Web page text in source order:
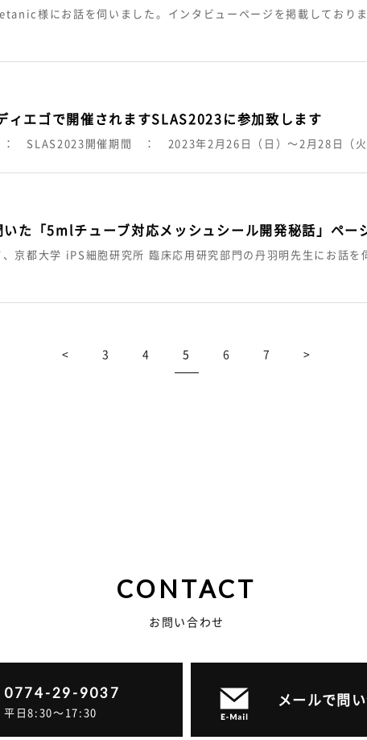
様にお話を伺いました。インタビューページを掲載しており
ィエゴで開催されますSLAS2023に参加致します
： SLAS2023開催期間 ： 2023年2月26日（日）～2月28日
た「5mlチューブ対応メッシュシール開発秘話」ペー
京都大学 iPS細胞研究所 臨床応用研究部門の丹羽明先生にお話
< 3 4 5 6 7 >
CONTACT
お問い合わせ
0774-29-9037
平日8:30～17:30
メールで問